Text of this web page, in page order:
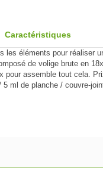
Caractéristiques
éléments pour réaliser
de volige brute en
assemble tout cela.
ml de planche / couvre-